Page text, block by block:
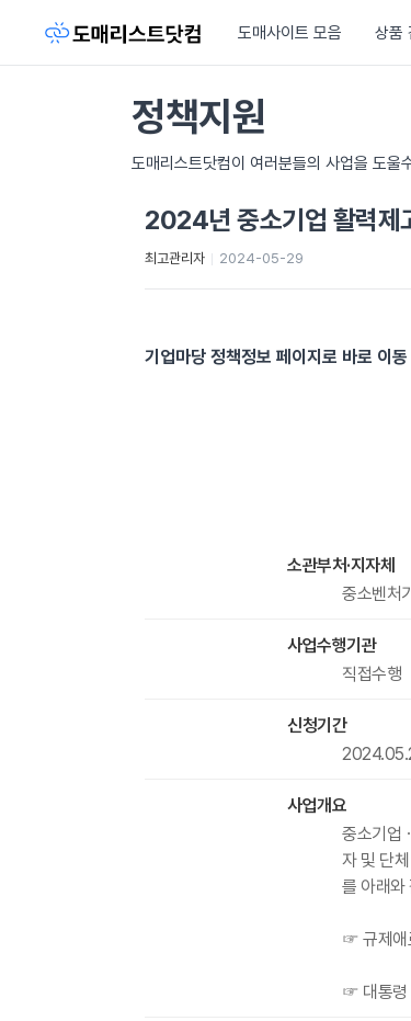
도매사이트 모음 상품
정책지원
도매리스트닷컴이 여러분들의 사업을 도울
2024년 중소기업 활력제
최고관리자 2024-05-29
기업마당 정책정보 페이지로 바로 이동
소관부처·지자체
중소벤처
사업수행기관
직접수행
신청기간
사업개요
중소기업
자 및 단
를 아래와
☞ 규제애
☞ 대통령